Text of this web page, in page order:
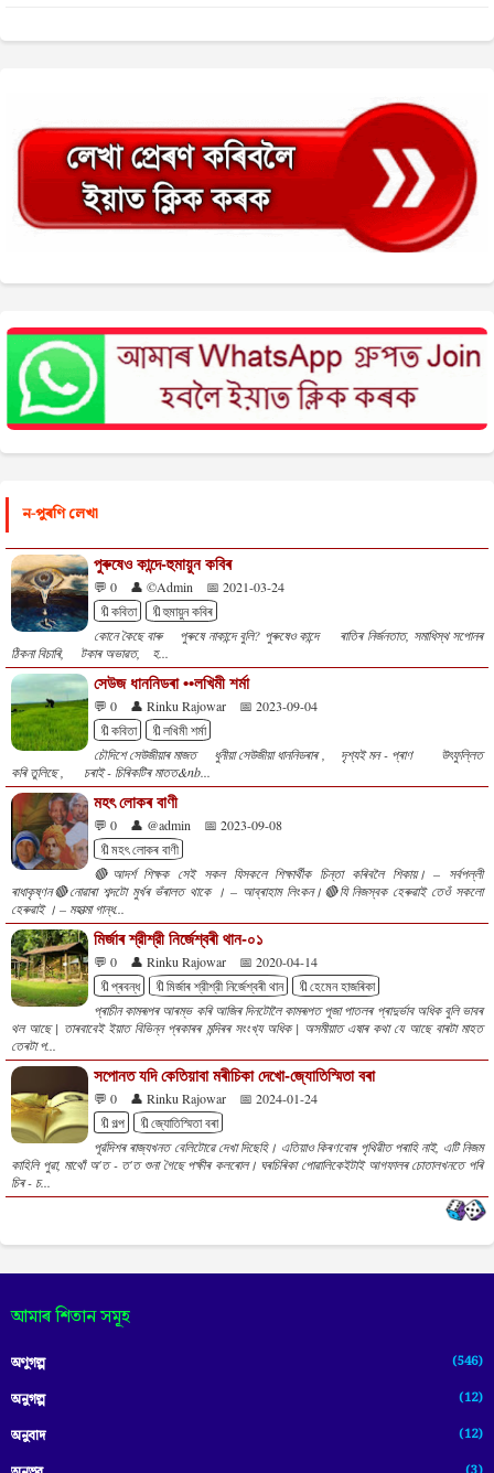
ন-পুৰণি লেখা
পুৰুষেও কান্দে-হুমায়ুন কবিৰ
💬 0 👤 ©Admin
📅 2021-03-24
🔖কবিতা
🔖হুমায়ুন কবিৰ
কোনে কৈছে বাৰু পুৰুষে নাকান্দে বুলি? পুৰুষেও কান্দে ৰাতিৰ নিৰ্জনতাত, সমাধিস্থ সপোনৰ
ঠিকনা বিচাৰি, টকাৰ অভাৱত, হ...
সেউজ ধাননিডৰা ••লখিমী শৰ্মা
💬 0 👤 Rinku Rajowar
📅 2023-09-04
🔖কবিতা
🔖লখিমী শৰ্মা
চৌদিশে সেউজীয়াৰ মাজত ধুনীয়া সেউজীয়া ধাননিডৰাৰ , দৃশ্যই মন - প্ৰাণ উৎফুল্লিত
কৰি তুলিছে , চৰাই - চিৰিকটিৰ মাতত&nb...
মহৎ লোকৰ বাণী
💬 0 👤 @admin
📅 2023-09-08
🔖মহৎ লোকৰ বাণী
🔴আদর্শ শিক্ষক সেই সকল যিসকলে শিক্ষার্থীক চিন্তা কৰিবলৈ শিকায়। – সৰ্বপল্লী
ৰাধাকৃষ্ণন🔴নোৱাৰা শব্দটো মুৰ্খৰ ভঁৰালত থাকে । – আব্ৰাহাম লিংকন।🔴যি নিজস্বক হেৰুৱাই তেওঁ সকলো
হেৰুৱাই । – মহাত্মা গান্ধ...
মিৰ্জাৰ শ্রীশ্রী নিৰ্জেশ্বৰী থান-০১
💬 0 👤 Rinku Rajowar
📅 2020-04-14
🔖প্ৰবন্ধ
🔖মিৰ্জাৰ শ্রীশ্রী নিৰ্জেশ্বৰী থান
🔖হেমেন হাজৰিকা
প্ৰাচীন কামৰূপৰ আৰম্ভ কৰি আজিৰ দিনটোলৈ কামৰূপত পূজা পাতলৰ প্ৰাদুৰ্ভাব অধিক বুলি ভাবৰ
থল আছে | তাৰবাবেই ইয়াত বিভিন্ন প্ৰকাৰৰ মন্দিৰৰ সংংখ্য অধিক | অসমীয়াত এষাৰ কথা যে আছে বাৰটা মাহত
তেৰটা প...
সপোনত যদি কেতিয়াবা মৰীচিকা দেখো-জ্যোতিস্মিতা বৰা
💬 0 👤 Rinku Rajowar
📅 2024-01-24
🔖গল্প
🔖জ্যোতিস্মিতা বৰা
পূৰ্ৱদিশৰ ৰাজ্যখনত বেলিটোৱে দেখা দিছেহি। এতিয়াও কিৰণবোৰ পৃথিৱীত পৰাহি নাই, এটি নিজম
কাহিলি পুৱা, মাথোঁ অ'ত - ত'ত শুনা গৈছে পক্ষীৰ কলৰোল। ঘৰচিৰিকা পোৱালিকেইটাই আগফালৰ চোতালখনতে পৰি
চিৰ - চ...
আমাৰ শিতান সমূহ
অণুগল্প (546)
অনুগল্প (12)
অনুবাদ (12)